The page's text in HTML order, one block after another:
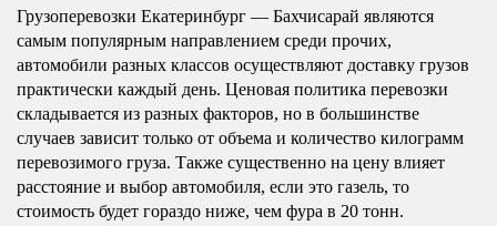
Грузоперевозки Екатеринбург — Бахчисарай являются
самым популярным направлением среди прочих,
автомобили разных классов осуществляют доставку грузов
практически каждый день. Ценовая политика перевозки
складывается из разных факторов, но в большинстве
случаев зависит только от объема и количество килограмм
перевозимого груза. Также существенно на цену влияет
расстояние и выбор автомобиля, если это газель, то
стоимость будет гораздо ниже, чем фура в 20 тонн.